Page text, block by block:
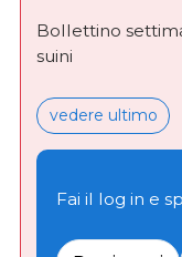
Bollettino
suini
vedere ultimo
Fai il log in e